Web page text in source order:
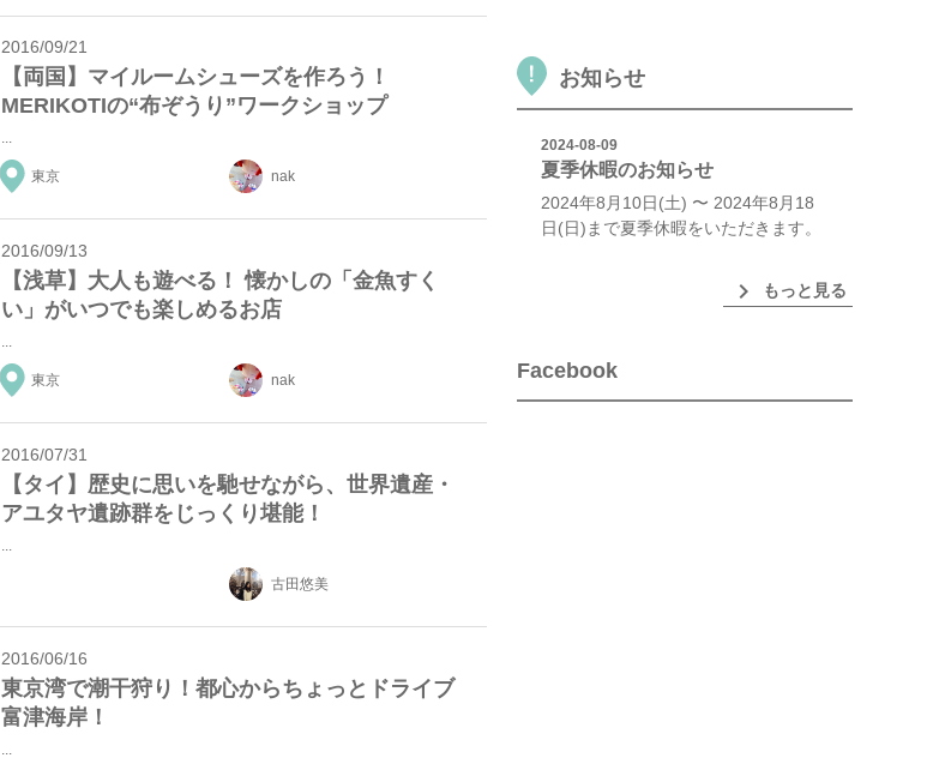
2016/09/21
【両国】マイルームシューズを作ろう！
MERIKOTIの“布ぞうり”ワークショップ
...
東京 nak
2016/09/13
【浅草】大人も遊べる！ 懐かしの「金魚すく
い」がいつでも楽しめるお店
...
東京 nak
2016/07/31
【タイ】歴史に思いを馳せながら、世界遺産・
アユタヤ遺跡群をじっくり堪能！
...
古田悠美
2016/06/16
東京湾で潮干狩り！都心からちょっとドライブ
富津海岸！
お知らせ
2024-08-09
夏季休暇のお知らせ
2024年8月10日(土) 〜 2024年8月18
日(日)まで夏季休暇をいただきます。
chevron_right もっと見る
Facebook